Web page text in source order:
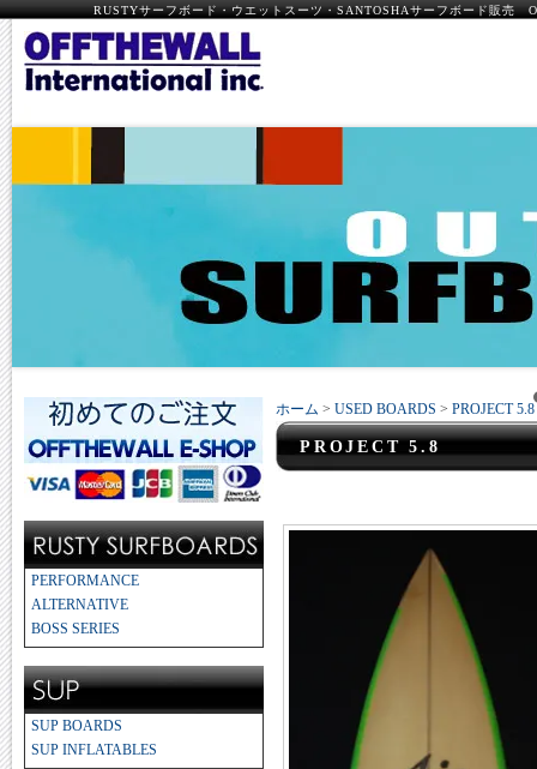
RUSTYサーフボード・ウエットスーツ・SANTOSHAサーフボード販
PERFORMANCE
ALTERNATIVE
BOSS SERIES
SUP BOARDS
SUP INFLATABLES
ホーム > USED BOARDS > PROJECT 5.8
PROJECT 5.8